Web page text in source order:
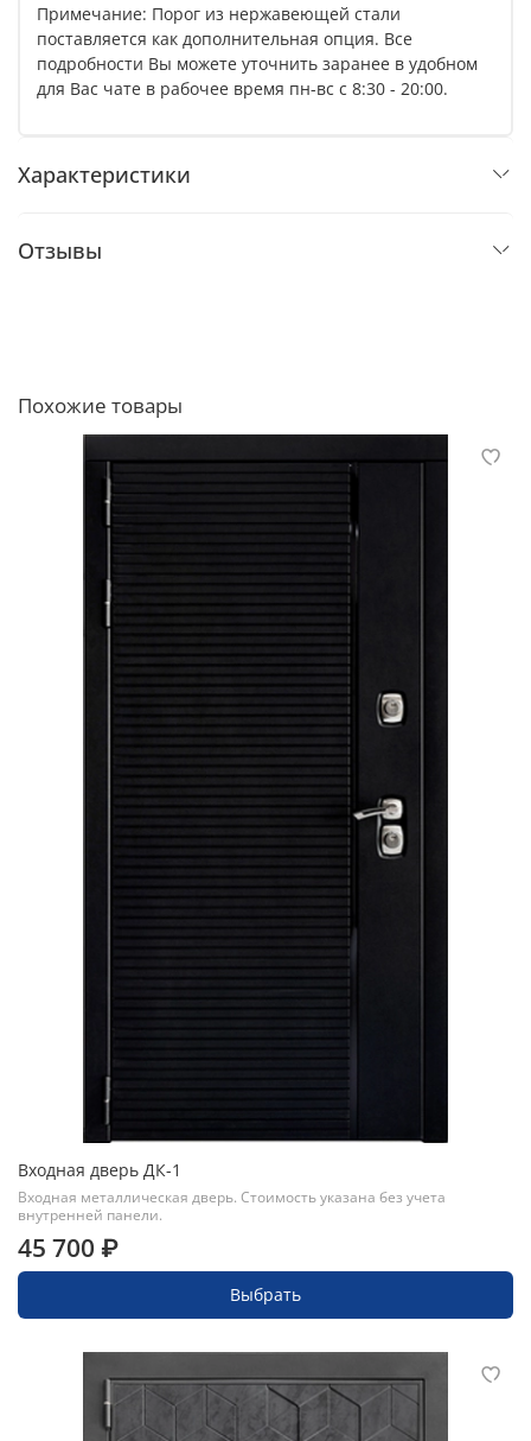
Примечание: Порог из нержавеющей стали
поставляется как дополнительная опция. Все
подробности Вы можете уточнить заранее в удобном
для Вас чате в рабочее время пн-вс с 8:30 - 20:00.
Характеристики
Отзывы
Похожие товары
Входная дверь ДК-1
Входная металлическая дверь. Стоимость указана без учета
внутренней панели.
45 700 ₽
Выбрать